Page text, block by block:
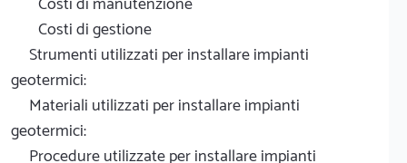
Costi di gestione
Strumenti utilizzati per installare impianti
geotermici:
Materiali utilizzati per installare impianti
geotermici:
Procedure utilizzate per installare impianti